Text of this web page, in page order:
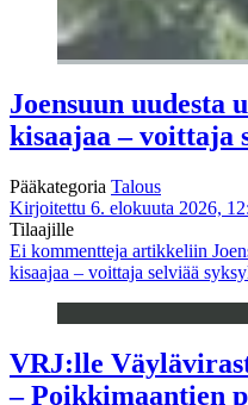
Joensuun uudesta
kisaajaa – voittaja
Pääkategoria Talous
Kirjoitettu 6. elokuuta 2026,
Tilaajille
Ei kommentteja artikkeliin
kisaajaa – voittaja selviää
VRJ:lle
– Poikkimaantien